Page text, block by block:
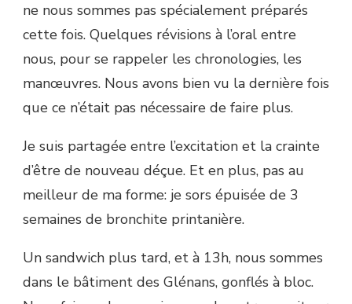
ne nous sommes pas spécialement préparés
cette fois. Quelques révisions à l’oral entre
nous, pour se rappeler les chronologies, les
manœuvres. Nous avons bien vu la dernière fois
que ce n’était pas nécessaire de faire plus.
Je suis partagée entre l’excitation et la crainte
d’être de nouveau déçue. Et en plus, pas au
meilleur de ma forme: je sors épuisée de 3
semaines de bronchite printanière.
Un sandwich plus tard, et à 13h, nous sommes
dans le bâtiment des Glénans, gonflés à bloc.